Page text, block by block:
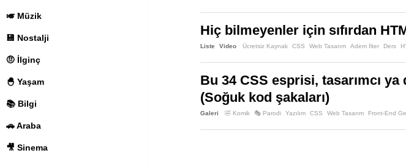
🎺 Müzik
💾 Nostalji
🤨 İlginç
🐣 Yaşam
📚 Bilgi
🚗 Araba
🎥 Sinema
Hiç bilmeyenler için sıfırdan
Liste Video Ücretsiz Kaynak CSS Web Tasarım Adem İlter Ders
Bu 34 CSS esprisi, tasarımcı
(Soğuk kod şakaları)
Galeri 🤣 Komik 🎭 Parodi Yazılım CSS Web Tasarım Front-End